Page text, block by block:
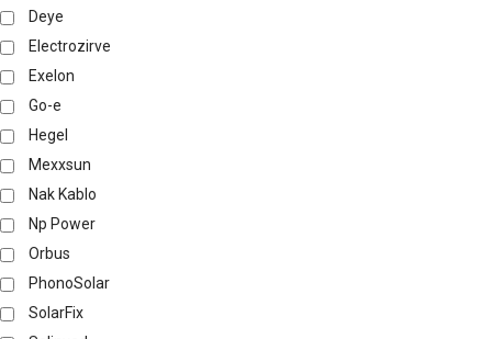
Deye
Electrozirve
Exelon
Go-e
Hegel
Mexxsun
Nak Kablo
Np Power
Orbus
PhonoSolar
SolarFix